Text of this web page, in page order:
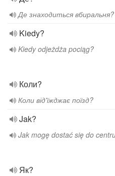
Де знаходиться вбиральня?
Kiedy?
Kiedy odjeżdża pociąg?
Коли?
Коли від'їжджає поїзд?
Jak?
Jak mogę dostać się do
Як?